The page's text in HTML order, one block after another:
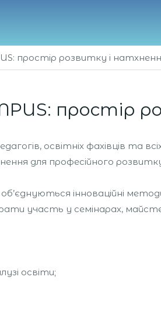
простір розвитку і
простір
освітніх фахівців та
для професійного
інноваційні
участь у семінарах,
освіти;